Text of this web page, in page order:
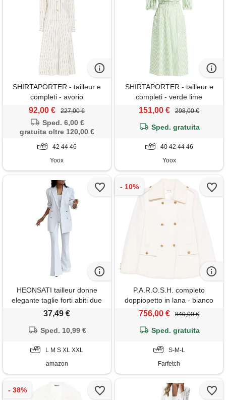
SHIRTAPORTER - tailleur e
completi - avorio
92,00 € 227,00 €
Sped. 6,00 €
gratuita oltre 120,00 €
42 44 46
Yoox
SHIRTAPORTER - tailleur e
completi - verde lime
151,00 € 298,00 €
Sped. gratuita
40 42 44 46
Yoox
HEONSATI tailleur donne
elegante taglie forti abiti due
pezzi giacca manica lunga
offerte completi lavoro
completo da donna da
cerimonia per sera
37,49 €
Sped. 10,99 €
L M S XL XXL
amazon
P.A.R.O.S.H. completo
doppiopetto in lana - bianco
756,00 € 840,00 €
Sped. gratuita
S-M-L
Farfetch